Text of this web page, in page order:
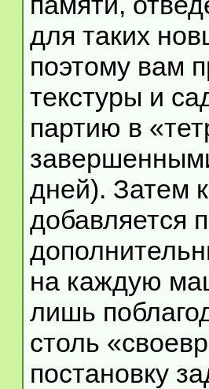
для таких
поэтому вам
текстуры и
партию в
дней). Затем
добавляется
на каждую
лишь
столь
постановку